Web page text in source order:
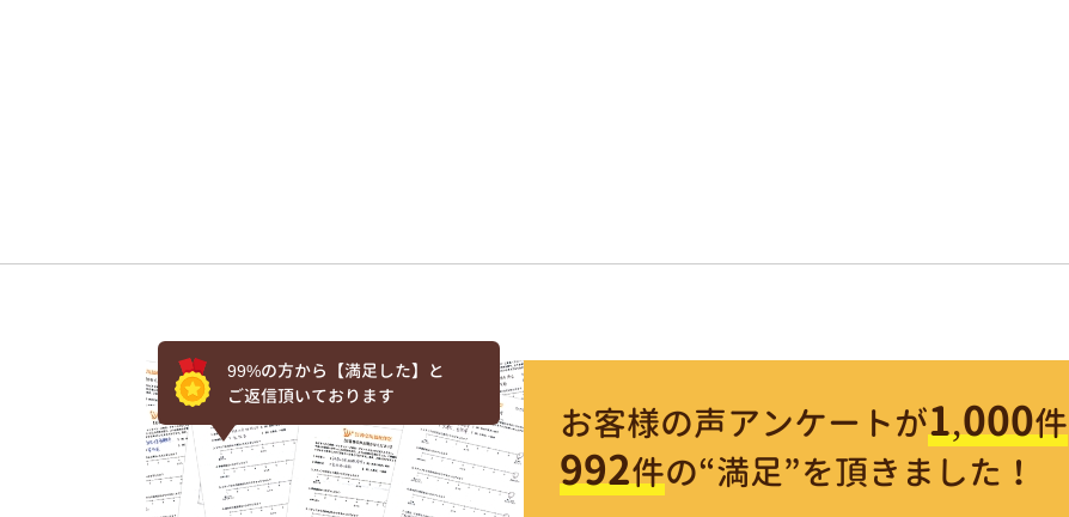
99%の方から【満足した】と
ご返信頂いております
お客様の声アンケートが1,000件
992件の“満足”を頂きました！